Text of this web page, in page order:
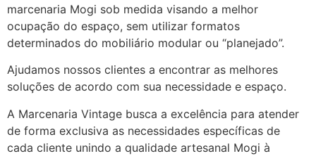
marcenaria Mogi sob medida visando a melhor
ocupação do espaço, sem utilizar formatos
determinados do mobiliário modular ou “planejado”.
Ajudamos nossos clientes a encontrar as melhores
soluções de acordo com sua necessidade e espaço.
A Marcenaria Vintage busca a excelência para atender
de forma exclusiva as necessidades específicas de
cada cliente unindo a qualidade artesanal Mogi à